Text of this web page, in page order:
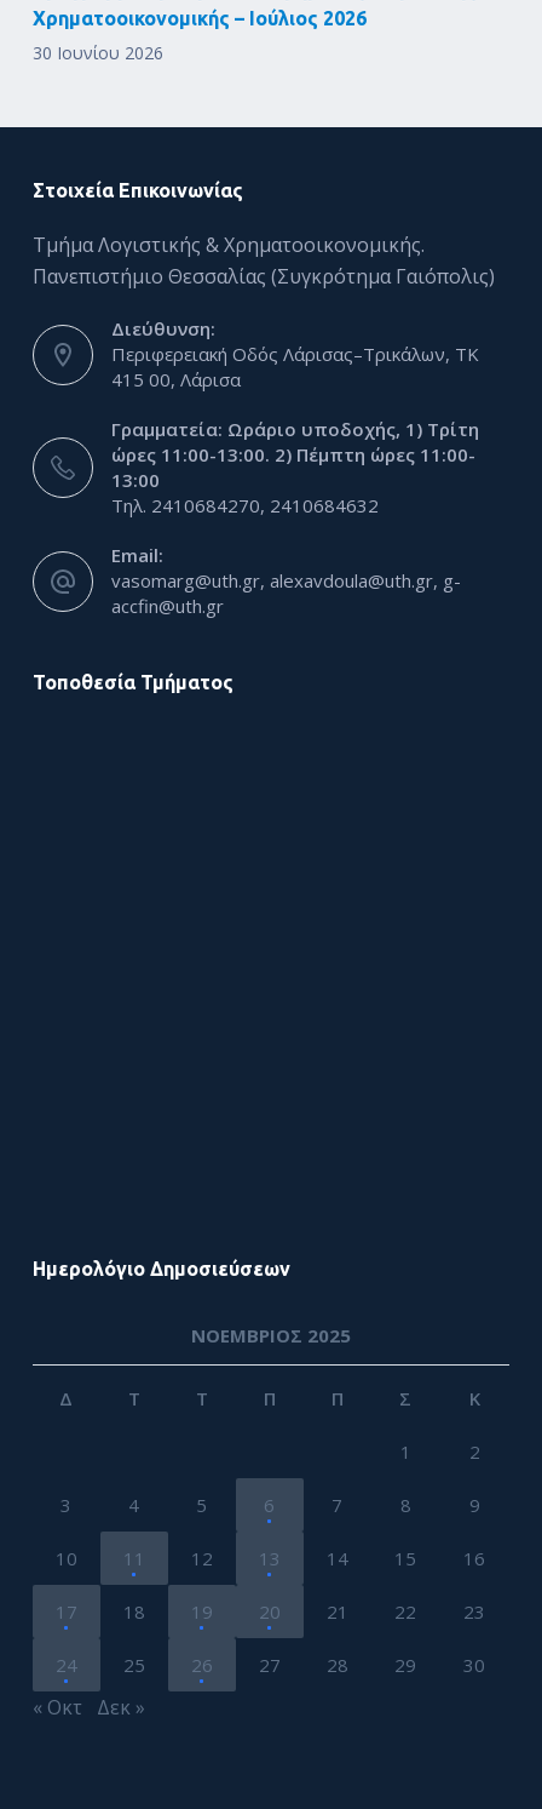
Χρηματοοικονομικής – Ιούλιος 2026
30 Ιουνίου 2026
Στοιχεία Επικοινωνίας
Τμήμα Λογιστικής & Χρηματοοικονομικής.
Πανεπιστήμιο Θεσσαλίας (Συγκρότημα Γαιόπολις)
Διεύθυνση:
Περιφερειακή Οδός Λάρισας–Τρικάλων, ΤΚ
415 00, Λάρισα
Γραμματεία: Ωράριο υποδοχής, 1) Τρίτη
ώρες 11:00-13:00. 2) Πέμπτη ώρες 11:00-
13:00
Τηλ. 2410684270, 2410684632
Email:
vasomarg@uth.gr, alexavdoula@uth.gr, g-
accfin@uth.gr
Τοποθεσία Τμήματος
Ημερολόγιο Δημοσιεύσεων
ΝΟΈΜΒΡΙΟΣ 2025
Δ Τ Τ Π Π Σ Κ
1 2
3 4 5 6 7 8 9
10 11 12 13 14 15 16
17 18 19 20 21 22 23
24 25 26 27 28 29 30
« Οκτ Δεκ »